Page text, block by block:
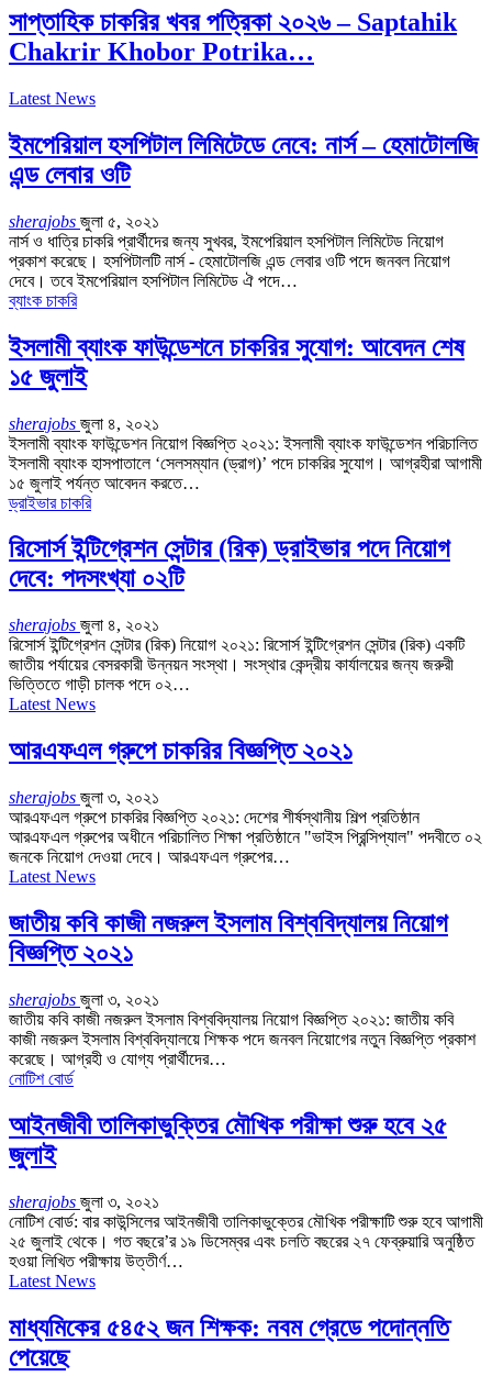
সাপ্তাহিক চাকরির খবর পত্রিকা ২০২৬ – Saptahik
Chakrir Khobor Potrika…
Latest News
ইমপেরিয়াল হসপিটাল লিমিটেডে নেবে: নার্স – হেমাটোলজি
এন্ড লেবার ওটি
sherajobs জুলা ৫, ২০২১
নার্স ও ধাত্রি চাকরি প্রার্থীদের জন্য সুখবর, ইমপেরিয়াল হসপিটাল লিমিটেড নিয়োগ
প্রকাশ করেছে। হসপিটালটি নার্স - হেমাটোলজি এন্ড লেবার ওটি পদে জনবল নিয়োগ
দেবে। তবে ইমপেরিয়াল হসপিটাল লিমিটেড ঐ পদে…
ব্যাংক চাকরি
ইসলামী ব্যাংক ফাউন্ডেশনে চাকরির সুযোগ: আবেদন শেষ
১৫ জুলাই
sherajobs জুলা ৪, ২০২১
ইসলামী ব্যাংক ফাউন্ডেশন নিয়োগ বিজ্ঞপ্তি ২০২১: ইসলামী ব্যাংক ফাউন্ডেশন পরিচালিত
ইসলামী ব্যাংক হাসপাতালে ‘সেলসম্যান (ড্রাগ)’ পদে চাকরির সুযোগ। আগ্রহীরা আগামী
১৫ জুলাই পর্যন্ত আবেদন করতে…
ড্রাইভার চাকরি
রিসোর্স ইন্টিগ্রেশন সেন্টার (রিক) ড্রাইভার পদে নিয়োগ
দেবে: পদসংখ্যা ০২টি
sherajobs জুলা ৪, ২০২১
রিসোর্স ইন্টিগ্রেশন সেন্টার (রিক) নিয়োগ ২০২১: রিসোর্স ইন্টিগ্রেশন সেন্টার (রিক) একটি
জাতীয় পর্যায়ের বেসরকারী উন্নয়ন সংস্থা। সংস্থার কেন্দ্রীয় কার্যালয়ের জন্য জরুরী
ভিত্তিতে গাড়ী চালক পদে ০২…
Latest News
আরএফএল গ্রুপে চাকরির বিজ্ঞপ্তি ২০২১
sherajobs জুলা ৩, ২০২১
আরএফএল গ্রুপে চাকরির বিজ্ঞপ্তি ২০২১: দেশের শীর্ষস্থানীয় শিল্প প্রতিষ্ঠান
আরএফএল গ্রুপের অধীনে পরিচালিত শিক্ষা প্রতিষ্ঠানে "ভাইস প্রিন্সিপ্যাল" পদবীতে ০২
জনকে নিয়োগ দেওয়া দেবে। আরএফএল গ্রুপের…
Latest News
জাতীয় কবি কাজী নজরুল ইসলাম বিশ্ববিদ্যালয় নিয়োগ
বিজ্ঞপ্তি ২০২১
sherajobs জুলা ৩, ২০২১
জাতীয় কবি কাজী নজরুল ইসলাম বিশ্ববিদ্যালয় নিয়োগ বিজ্ঞপ্তি ২০২১: জাতীয় কবি
কাজী নজরুল ইসলাম বিশ্ববিদ্যালয়ে শিক্ষক পদে জনবল নিয়োগের নতুন বিজ্ঞপ্তি প্রকাশ
করেছে। আগ্রহী ও যোগ্য প্রার্থীদের…
নোটিশ বোর্ড
আইনজীবী তালিকাভুক্তির মৌখিক পরীক্ষা শুরু হবে ২৫
জুলাই
sherajobs জুলা ৩, ২০২১
নোটিশ বোর্ড: বার কাউন্সিলের আইনজীবী তালিকাভুক্তের মৌখিক পরীক্ষাটি শুরু হবে আগামী
২৫ জুলাই থেকে। গত বছরে’র ১৯ ডিসেম্বর এবং চলতি বছরের ২৭ ফেব্রুয়ারি অনুষ্ঠিত
হওয়া লিখিত পরীক্ষায় উত্তীর্ণ…
Latest News
মাধ্যমিকের ৫৪৫২ জন শিক্ষক: নবম গ্রেডে পদোন্নতি
পেয়েছে